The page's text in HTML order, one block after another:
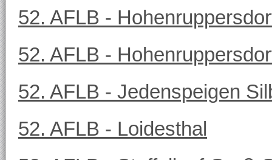
52. AFLB -
52. AFLB -
52. AFLB - Jedenspeigen
52. AFLB - Loidesthal